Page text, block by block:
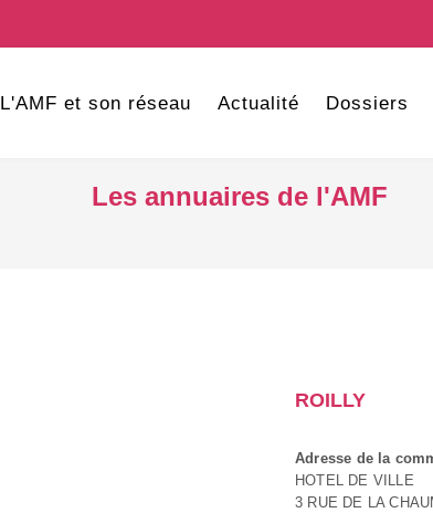
L'AMF et son réseau Actualité Dossiers
Les annuaires de l'AMF
ROILLY
Adresse de la
HOTEL DE VILLE
3 RUE DE LA